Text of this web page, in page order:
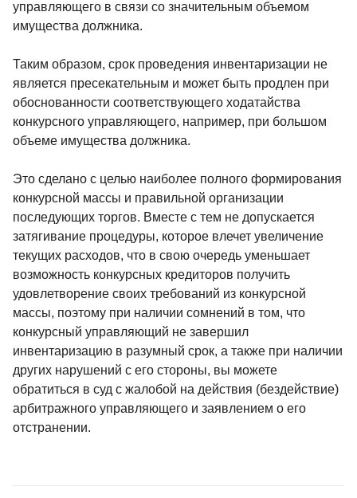
управляющего в связи со значительным объемом
имущества должника.
Таким образом, срок проведения инвентаризации не
является пресекательным и может быть продлен при
обоснованности соответствующего ходатайства
конкурсного управляющего, например, при большом
объеме имущества должника.
Это сделано с целью наиболее полного формирования
конкурсной массы и правильной организации
последующих торгов. Вместе с тем не допускается
затягивание процедуры, которое влечет увеличение
текущих расходов, что в свою очередь уменьшает
возможность конкурсных кредиторов получить
удовлетворение своих требований из конкурсной
массы, поэтому при наличии сомнений в том, что
конкурсный управляющий не завершил
инвентаризацию в разумный срок, а также при наличии
других нарушений с его стороны, вы можете
обратиться в суд с жалобой на действия (бездействие)
арбитражного управляющего и заявлением о его
отстранении.